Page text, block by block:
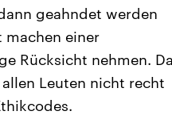
geahndet werden
machen einer
Rücksicht nehmen.
Leuten nicht recht